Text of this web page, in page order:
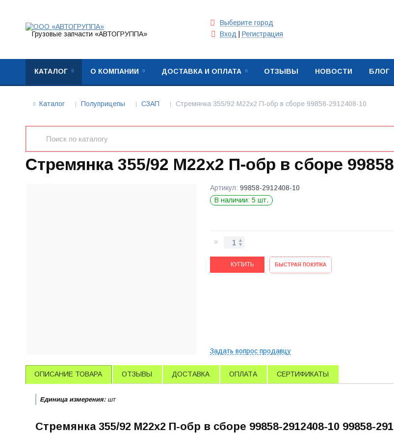
Грузовые запчасти «АВТОГРУППА»
Выберите город
Вход
Регистрация
КАТАЛОГ О КОМПАНИИ ДОСТАВКА И ОПЛАТА ОТЗЫВЫ НОВОСТИ БЛОГ
Каталог Полуприцепы СЗАП Стремянка 355/92 М22х2 П-обр в сборе 99858-2912408-10
Стремянка 355/92 М22х2 П-обр в сборе
Артикул: 99858-2912408-10
В наличии: 5 шт.
КУПИТЬ БЫСТРАЯ ПОКУПКА
Задать вопрос продавцу
ОПИСАНИЕ ТОВАРА ОТЗЫВЫ ДОСТАВКА ОПЛАТА СЕРТИФИКАТЫ
Единица измерения: шт
Стремянка 355/92 М22х2 П-обр в сборе 99858-2912408-10 99858-